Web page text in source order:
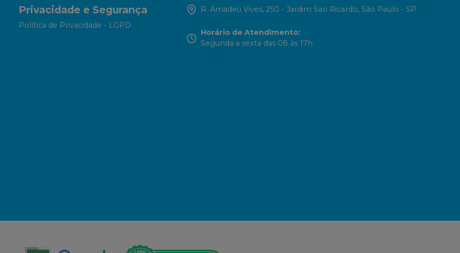
Privacidade e Segurança
Política de Privacidade - LGPD
R. Amadeu Vives, 250 - Jardim Sao Ricardo, São Paulo - SP
Horário de Atendimento:
Segunda a sexta das 08 às 17h